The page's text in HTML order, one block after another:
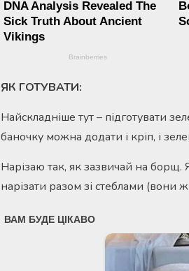
ЯК ГОТУВАТИ:
Найскладніше тут – підготувати
баночку можна додати і кріп, і
Нарізаю так, як зазвичай на
нарізати разом зі стеблами (вони